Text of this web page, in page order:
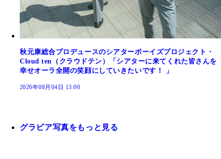
秋元康総合プロデュースのシアターボーイズプロジェクト・
Cloud ten（クラウドテン）「シアターに来てくれた皆さんを
幸せオーラ全開の笑顔にしていきたいです！ 」
2026年08月04日 13:00
グラビア写真をもっと見る